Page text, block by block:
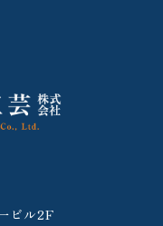
ビル2F